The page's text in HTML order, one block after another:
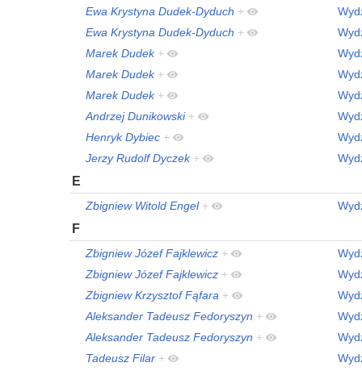
Ewa Krystyna Dudek-Dyduch +
Ewa Krystyna Dudek-Dyduch +
Marek Dudek +
Marek Dudek +
Marek Dudek +
Andrzej Dunikowski +
Henryk Dybiec +
Jerzy Rudolf Dyczek +
E
Zbigniew Witold Engel +
F
Zbigniew Józef Fajklewicz +
Zbigniew Józef Fajklewicz +
Zbigniew Krzysztof Fąfara +
Aleksander Tadeusz Fedoryszyn +
Aleksander Tadeusz Fedoryszyn +
Tadeusz Filar +